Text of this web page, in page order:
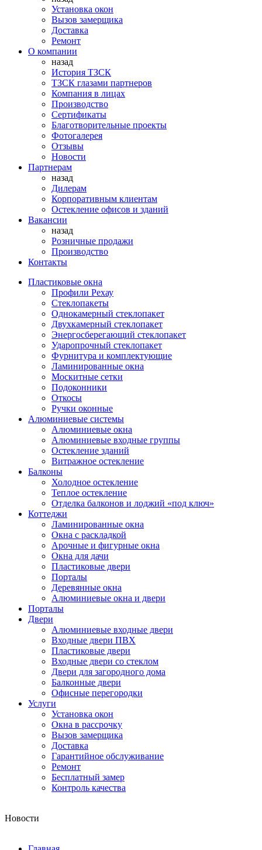
Установка окон
Вызов замерщика
Доставка
Ремонт
О компании
назад
История ТЗСК
ТЗСК глазами партнеров
Компания в лицах
Производство
Сертификаты
Благотворительные проекты
Фотогалерея
Отзывы
Новости
Партнерам
назад
Дилерам
Корпоративным клиентам
Остекление офисов и зданий
Вакансии
назад
Розничные продажи
Производство
Контакты
Пластиковые окна
Профили Рехау
Стеклопакеты
Однокамерный стеклопакет
Двухкамерный стеклопакет
Энергосберегающий стеклопакет
Ударопрочный стеклопакет
Фурнитура и комплектующие
Ламинированные окна
Москитные сетки
Подоконники
Откосы
Ручки оконные
Алюминиевые системы
Алюминиевые окна
Алюминиевые входные группы
Остекление зданий
Витражное остекление
Балконы
Холодное остекление
Теплое остекление
Отделка балконов и лоджий «под ключ»
Коттеджи
Ламинированные окна
Окна с раскладкой
Арочные и фигурные окна
Окна для дачи
Пластиковые двери
Порталы
Деревянные окна
Алюминиевые окна и двери
Порталы
Двери
Алюминиевые входные двери
Входные двери ПВХ
Пластиковые двери
Входные двери со стеклом
Двери для загородного дома
Балконные двери
Офисные перегородки
Услуги
Установка окон
Окна в рассрочку
Вызов замерщика
Доставка
Гарантийное обслуживание
Ремонт
Бесплатный замер
Контроль качества
Новости